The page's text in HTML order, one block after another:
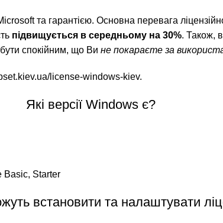
та гарантією. Основна перевага
підвищується в середньому на 30%. Також,
спокійним, що Ви не покараєте за
license-windows-kiev.
Які версії Windows є?
Basic, Starter
встановити та налаштувати